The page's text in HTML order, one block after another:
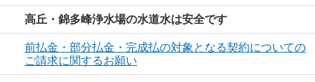
高丘・錦多峰浄水場の水道水は安全です
前払金・部分払金・完成払の対象となる契約についての
ご請求に関するお願い